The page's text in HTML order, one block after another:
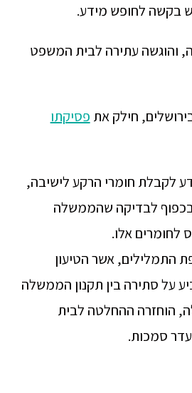
בקשה לחופש מידע.
והוגשה עתירה לבית המשפט
חילק את פסיקתו
לקבלת חומרי הרקע לישיבה,
לבדיקה שהממשלה
לחומרים אלו.
התמלילים, אשר הטיעון
על סתירה בין תקנון הממשלה
הוחזרה ההחלטה לבית
סמכות.